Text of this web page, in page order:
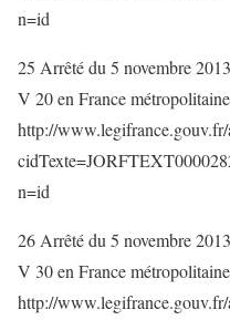
n=id
25 Arrêté du 5 novembre
V 20 en France métropolitaine
http://
n=id
26 Arrêté du 5 novembre
V 30 en France métropolitaine
http://